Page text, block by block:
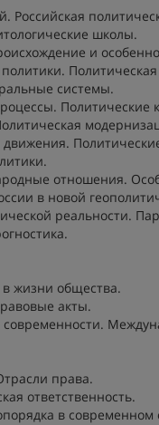
Российская
школы.
и
системы.
отношения.
в новой
реальности.
в жизни общества.
акты.
права.
ответственность.
в современном